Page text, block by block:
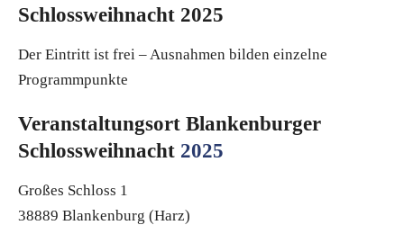
Schlossweihnacht 2025
Der Eintritt ist frei – Ausnahmen bilden einzelne
Programmpunkte
Veranstaltungsort Blankenburger
Schlossweihnacht 2025
Großes Schloss 1
38889 Blankenburg (Harz)